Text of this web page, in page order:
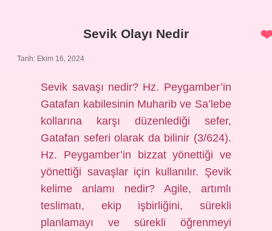
Sevik Olayı Nedir
Tarih: Ekim 16, 2024
Sevik savaşı nedir? Hz. Peygamber’in
Gatafan kabilesinin Muharib ve Sa’lebe
kollarına karşı düzenlediği sefer,
Gatafan seferi olarak da bilinir (3/624).
Hz. Peygamber’in bizzat yönettiği ve
yönettiği savaşlar için kullanılır. Şevik
kelime anlamı nedir? Agile, artımlı
teslimatı, ekip işbirliğini, sürekli
planlamayı ve sürekli öğrenmeyi